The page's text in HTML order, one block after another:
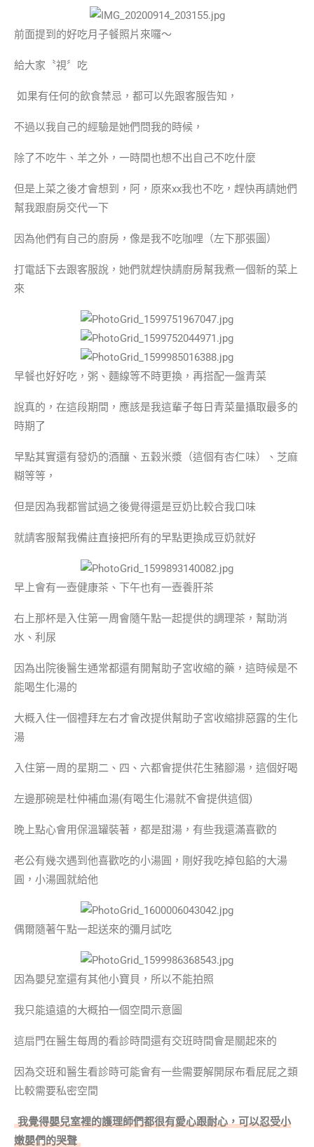
前面提到的好吃月子餐照片來囉～
給大家〝視〞吃
如果有任何的飲食禁忌，都可以先跟客服告知，
不過以我自己的經驗是她們問我的時候，
除了不吃牛、羊之外，一時間也想不出自己不吃什麼
但是上菜之後才會想到，阿，原來xx我也不吃，趕快再請她們
幫我跟廚房交代一下
因為他們有自己的廚房，像是我不吃咖哩（左下那張圖）
打電話下去跟客服說，她們就趕快請廚房幫我煮一個新的菜上
來
早餐也好好吃，粥、麵線等不時更換，再搭配一盤青菜
說真的，在這段期間，應該是我這輩子每日青菜量攝取最多的
時期了
早點其實還有發奶的酒釀、五穀米漿（這個有杏仁味）、芝麻
糊等等，
但是因為我都嘗試過之後覺得還是豆奶比較合我口味
就請客服幫我備註直接把所有的早點更換成豆奶就好
早上會有一壺健康茶、下午也有一壺養肝茶
右上那杯是入住第一周會隨午點一起提供的調理茶，幫助消
水、利尿
因為出院後醫生通常都還有開幫助子宮收縮的藥，這時候是不
能喝生化湯的
大概入住一個禮拜左右才會改提供幫助子宮收縮排惡露的生化
湯
入住第一周的星期二、四、六都會提供花生豬腳湯，這個好喝
左邊那碗是杜仲補血湯(有喝生化湯就不會提供這個)
晚上點心會用保溫罐裝著，都是甜湯，有些我還滿喜歡的
老公有幾次遇到他喜歡吃的小湯圓，剛好我吃掉包餡的大湯
圓，小湯圓就給他
偶爾隨著午點一起送來的彌月試吃
因為嬰兒室還有其他小寶貝，所以不能拍照
我只能遠遠的大概拍一個空間示意圖
這扇門在醫生每周的看診時間還有交班時間會是關起來的
因為交班和醫生看診時可能會有一些需要解開尿布看屁屁之類
比較需要私密空間
我覺得嬰兒室裡的護理師們都很有愛心跟耐心，可以忍受小
嫩嬰們的哭聲